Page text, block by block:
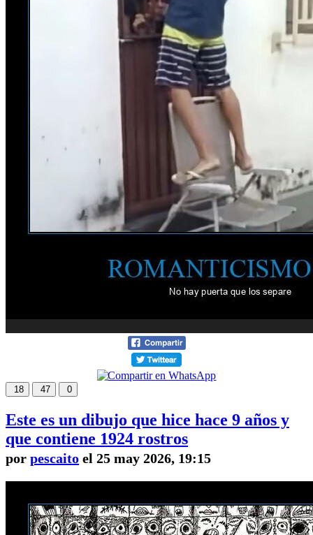
18 47 0
Este es un dibujo que hice hace 9 años y
que contiene 1924 rostros
por pescaito el 25 may 2026, 19:15